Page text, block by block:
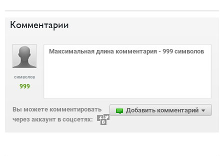
Комментарии
символов
999
Добавить комментарий
Вы можете комментировать
через аккаунт в соцсетях: